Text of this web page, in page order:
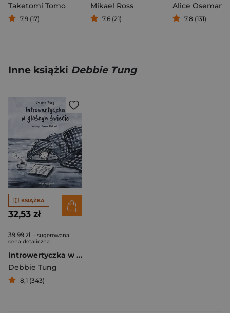
Taketomi Tomo
7,9 (17)
Mikael Ross
7,6 (21)
Alice Oseman
7,8 (131)
Inne książki Debbie Tung
KSIĄŻKA
32,53 zł
39,99 zł - sugerowana
cena detaliczna
Introwertyczka w głośnym świecie
Debbie Tung
8,1 (343)